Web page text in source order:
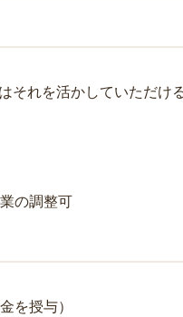
それを活かしていただけ
の調整可
を授与）